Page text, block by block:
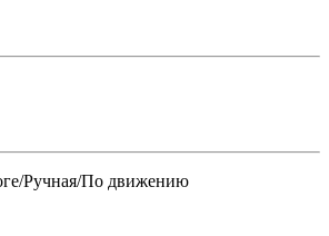
Ручная/По движению